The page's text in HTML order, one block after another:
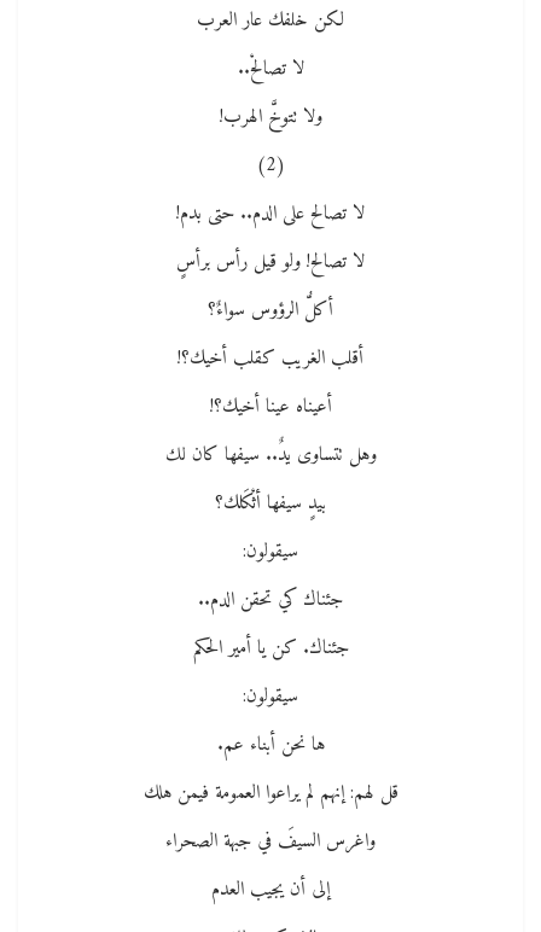
لكن خلفك عار العرب
لا تصالحْ..
ولا تتوخَّ الهرب!
(2)
لا تصالح على الدم.. حتى بدم!
لا تصالح! ولو قيل رأس برأسٍ
أكلُّ الرؤوس سواءٌ؟
أقلب الغريب كقلب أخيك؟!
أعيناه عينا أخيك؟!
وهل تتساوى يدٌ.. سيفها كان لك
بيدٍ سيفها أثْكَلك؟
سيقولون:
جئناك كي تحقن الدم..
جئناك. كن يا أمير الحكم
سيقولون:
ها نحن أبناء عم.
قل لهم: إنهم لم يراعوا العمومة فيمن هلك
واغرس السيفَ في جبهة الصحراء
إلى أن يجيب العدم